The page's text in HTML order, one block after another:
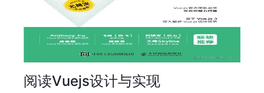
阅读Vuejs设计与实现